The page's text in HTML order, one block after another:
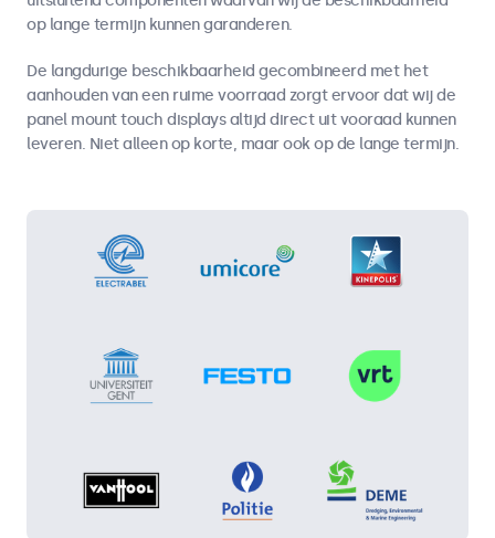
op lange termijn kunnen garanderen.
De langdurige beschikbaarheid gecombineerd met het
aanhouden van een ruime voorraad zorgt ervoor dat wij de
panel mount touch displays altijd direct uit vooraad kunnen
leveren. Niet alleen op korte, maar ook op de lange termijn.